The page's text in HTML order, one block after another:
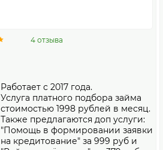
4 отзыва
Работает с 2017 года.
Услуга платного подбора займа
стоимостью 1998 рублей в месяц.
Также предлагаются доп услуги:
"Помощь в формировании заявки
на кредитование" за 999 руб и